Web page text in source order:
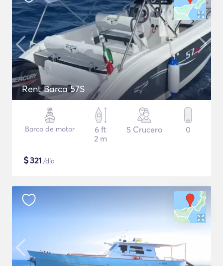
Rent Barca 57S
Barco de motor
6 ft
2 m
5 Crucero 0
$321 /día